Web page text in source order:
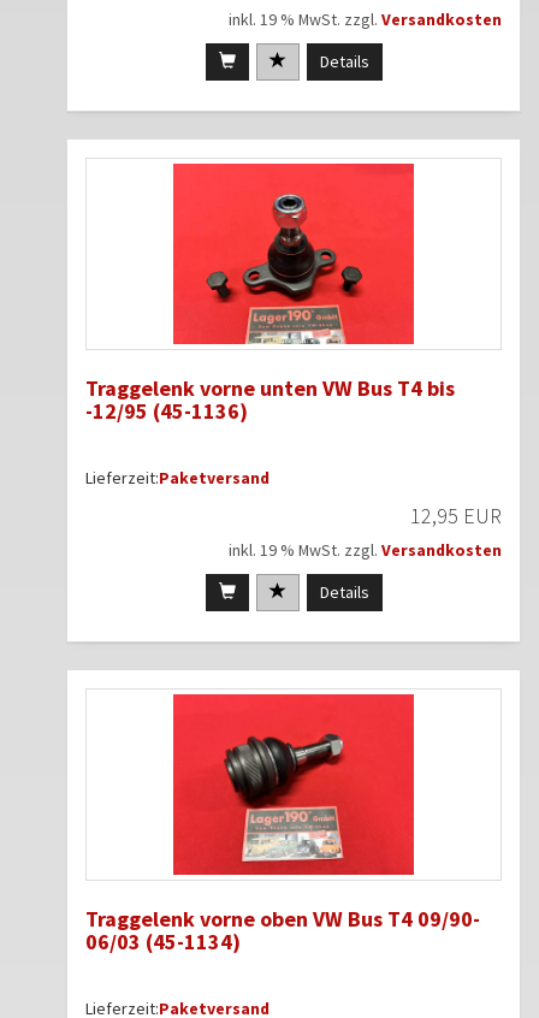
inkl. 19 % MwSt. zzgl. Versandkosten
Details
Traggelenk vorne unten VW Bus T4 bis
-12/95 (45-1136)
Lieferzeit:Paketversand
12,95 EUR
inkl. 19 % MwSt. zzgl. Versandkosten
Details
Traggelenk vorne oben VW Bus T4 09/90-
06/03 (45-1134)
Lieferzeit:Paketversand